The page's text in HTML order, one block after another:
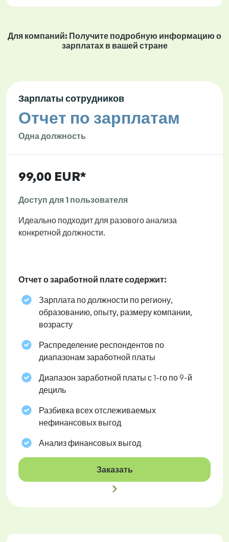
Для компаний: Получите подробную информацию о
зарплатах в вашей стране
Зарплаты сотрудников
Отчет по зарплатам
Одна должность
99,00 EUR*
Доступ для 1 пользователя
Идеально подходит для разового анализа
конкретной должности.
Отчет о заработной плате содержит:
Зарплата по должности по региону,
образованию, опыту, размеру компании,
возрасту
Распределение респондентов по
диапазонам заработной платы
Диапазон заработной платы с 1-го по 9-й
дециль
Разбивка всех отслеживаемых
нефинансовых выгод
Анализ финансовых выгод
Заказать